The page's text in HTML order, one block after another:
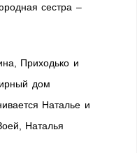
сестра –
Приходько и
дом
Наталье и
Наталья